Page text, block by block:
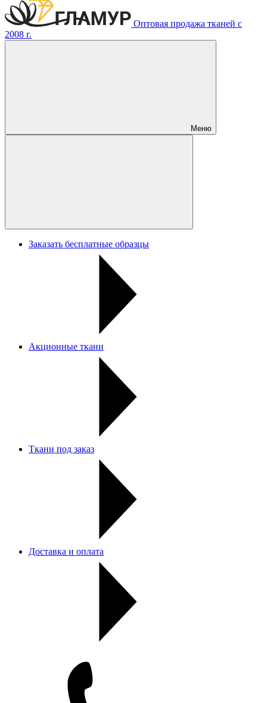
Оптовая продажа тканей с
2008 г.
Меню
Заказать бесплатные образцы
Акционные ткани
Ткани под заказ
Доставка и оплата